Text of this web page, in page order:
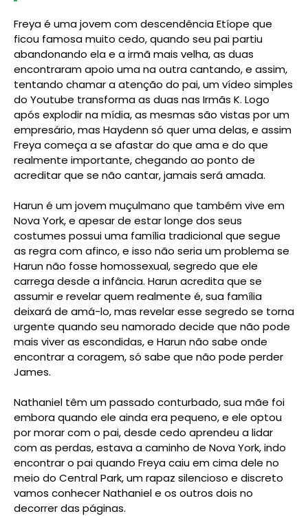
Freya é uma jovem com descendência Etíope que
ficou famosa muito cedo, quando seu pai partiu
abandonando ela e a irmã mais velha, as duas
encontraram apoio uma na outra cantando, e assim,
tentando chamar a atenção do pai, um vídeo simples
do Youtube transforma as duas nas Irmãs K. Logo
após explodir na mídia, as mesmas são vistas por um
empresário, mas Haydenn só quer uma delas, e assim
Freya começa a se afastar do que ama e do que
realmente importante, chegando ao ponto de
acreditar que se não cantar, jamais será amada.
Harun é um jovem muçulmano que também vive em
Nova York, e apesar de estar longe dos seus
costumes possui uma família tradicional que segue
as regra com afinco, e isso não seria um problema se
Harun não fosse homossexual, segredo que ele
carrega desde a infância. Harun acredita que se
assumir e revelar quem realmente é, sua família
deixará de amá-lo, mas revelar esse segredo se torna
urgente quando seu namorado decide que não pode
mais viver as escondidas, e Harun não sabe onde
encontrar a coragem, só sabe que não pode perder
James.
Nathaniel têm um passado conturbado, sua mãe foi
embora quando ele ainda era pequeno, e ele optou
por morar com o pai, desde cedo aprendeu a lidar
com as perdas, estava a caminho de Nova York, indo
encontrar o pai quando Freya caiu em cima dele no
meio do Central Park, um rapaz silencioso e discreto
vamos conhecer Nathaniel e os outros dois no
decorrer das páginas.